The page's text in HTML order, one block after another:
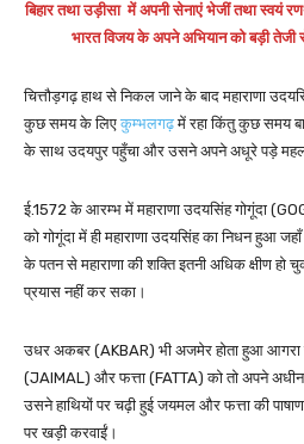
बिहार तथा उड़ीसा में अपनी सेनाएं भेजीं तथा स्वयं
भारत विजय के अपने अभियान को बड़ी तेजी से
चित्तौड़गढ़ हाथ से निकल जाने के बाद महाराणा
कुछ समय के लिए कुम्भलगढ़में रहा किंतु कुछ समय
के साथ उदयपुर पहुँचा और उसने अपने अधूरे पड़े महलों
ई.1572 के आरम्भ में महाराणा उदयसिंह गोगूंदा
को गोगूंदा में ही महाराणा उदयसिंह का निधन हुआ
के पतन से महाराणा की शक्ति इतनी अधिक क्षीण हो
प्रयास नहीं कर सका।
उधर अकबर (AKBAR) भी अजमेर होता हुआ
(JAIMAL) और फत्ता (FATTA) को तो अपने
उसने हाथियों पर चढ़ी हुई जयमल और फत्ता की पाषाण
पर खड़ी करवाईं।